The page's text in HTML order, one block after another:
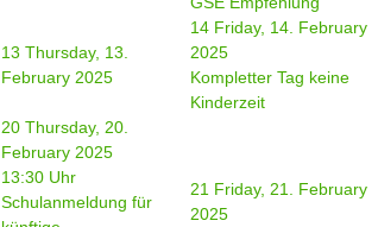
13 Thursday, 13.
February 2025
14 Friday, 14. February
2025
Kompletter Tag keine
Kinderzeit
20 Thursday, 20.
February 2025
13:30 Uhr
Schulanmeldung für
21 Friday, 21. February
2025